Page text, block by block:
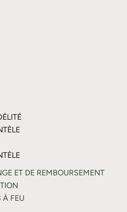
ET DE REMBOURSEMENT
À FEU